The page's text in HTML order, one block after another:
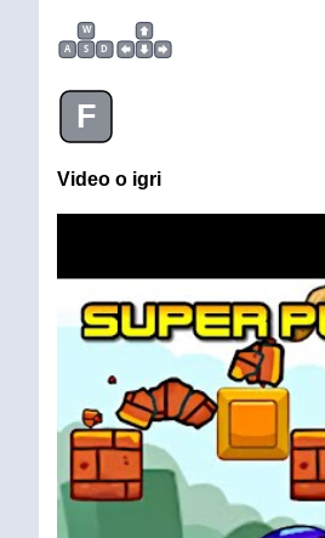
W
A
S D
F
Video o igri